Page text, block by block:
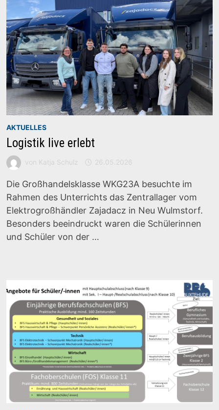
AKTUELLES
Logistik live erlebt
von Katja Schulz 26.05.2026
Die Großhandelsklasse WKG23A besuchte im
Rahmen des Unterrichts das Zentrallager vom
Elektrogroßhändler Zajadacz in Neu Wulmstorf.
Besonders beeindruckt waren die Schülerinnen
und Schüler von der …